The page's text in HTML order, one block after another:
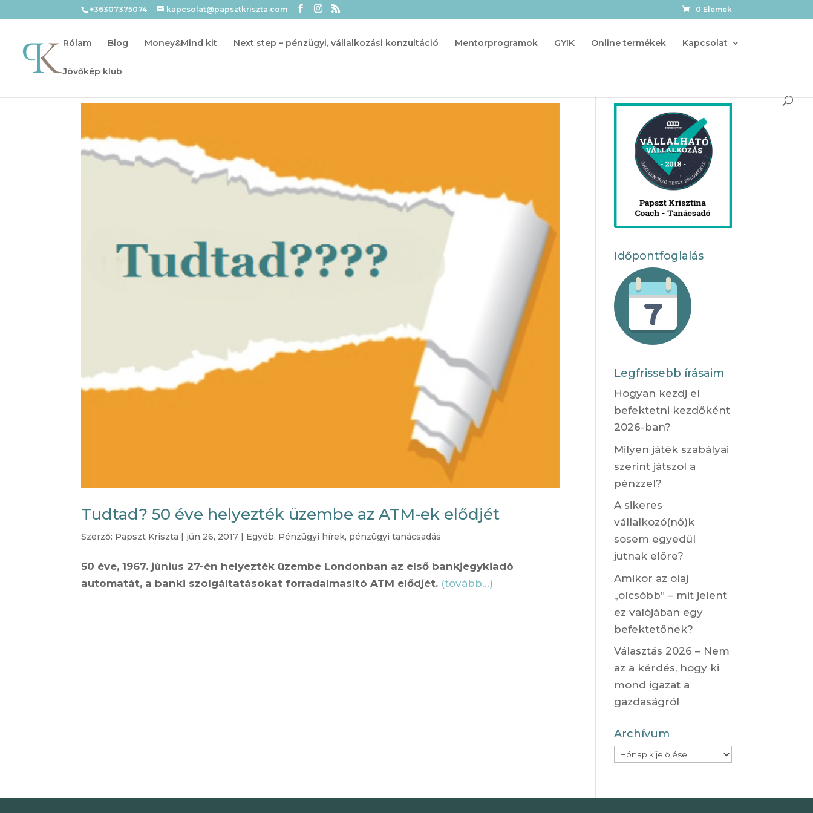
+36307375074 kapcsolat@papsztkriszta.com 0 Elemek
Rólam Blog Money&Mind kit Next step – pénzügyi, vállalkozási konzultáció Mentorprogramok GYIK Online termékek Kapcsolat
Jövőkép klub
Tudtad? 50 éve helyezték üzembe az ATM-ek elődjét
Szerző: Papszt Kriszta | jún 26, 2017 | Egyéb, Pénzügyi hírek, pénzügyi tanácsadás
50 éve, 1967. június 27-én helyezték üzembe Londonban az első bankjegykiadó
automatát, a banki szolgáltatásokat forradalmasító ATM elődjét. (tovább…)
Időpontfoglalás
Legfrissebb írásaim
Hogyan kezdj el
befektetni kezdőként
2026-ban?
Milyen játék szabályai
szerint játszol a
pénzzel?
A sikeres
vállalkozó(nő)k
sosem egyedül
jutnak előre?
Amikor az olaj
„olcsóbb” – mit jelent
ez valójában egy
befektetőnek?
Választás 2026 – Nem
az a kérdés, hogy ki
mond igazat a
gazdaságról
Archívum
Archívum